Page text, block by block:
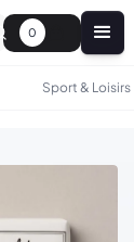
0
Sport & Loisirs